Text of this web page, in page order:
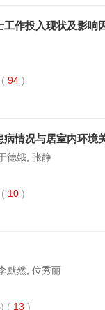
作投入现状及影响
94 )
情况与居室内环境
德娥, 张静
10 )
默然, 位秀丽
( 13 )